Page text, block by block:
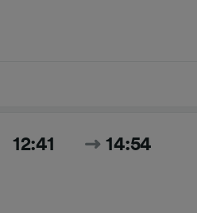
12:41 14:54